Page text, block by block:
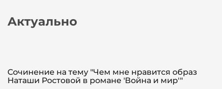
Актуально
Сочинение на тему "Чем мне нравится образ
Наташи Ростовой в романе 'Война и мир'"